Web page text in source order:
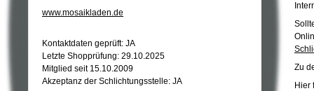
www.mosaikladen.de
Kontaktdaten geprüft: JA
Letzte Shopprüfung: 29.10.2025
Mitglied seit 15.10.2009
Akzeptanz der Schlichtungsstelle: JA
Zu
Hier